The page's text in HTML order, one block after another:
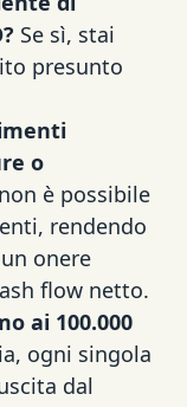
Se sì, stai
presunto
o
è possibile
rendendo
onere
flow netto.
ai 100.000
ogni singola
dal